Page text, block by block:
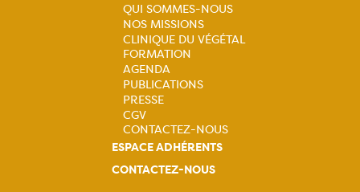
Navigation
principale
QUI SOMMES-NOUS
NOS MISSIONS
CLINIQUE DU VÉGÉTAL
FORMATION
AGENDA
PUBLICATIONS
PRESSE
CGV
CONTACTEZ-NOUS
ESPACE ADHÉRENTS
CONTACTEZ-NOUS